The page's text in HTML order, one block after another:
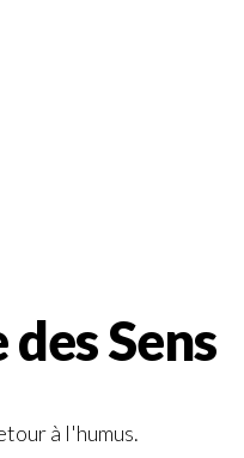
Sens
à l'humus.